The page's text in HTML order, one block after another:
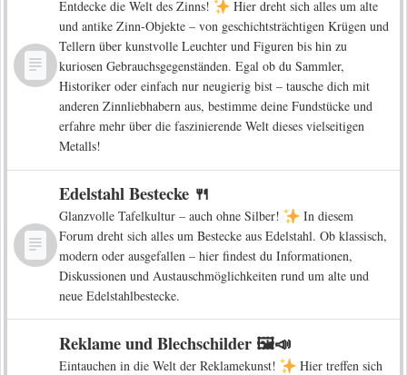
Entdecke die Welt des Zinns!
Hier dreht sich alles um alte
und antike Zinn-Objekte – von geschichtsträchtigen Krügen und
Tellern über kunstvolle Leuchter und Figuren bis hin zu
kuriosen Gebrauchsgegenständen. Egal ob du Sammler,
Historiker oder einfach nur neugierig bist – tausche dich mit
anderen Zinnliebhabern aus, bestimme deine Fundstücke und
erfahre mehr über die faszinierende Welt dieses vielseitigen
Metalls!
Edelstahl Bestecke 🍴
Glanzvolle Tafelkultur – auch ohne Silber!
In diesem
Forum dreht sich alles um Bestecke aus Edelstahl. Ob klassisch,
modern oder ausgefallen – hier findest du Informationen,
Diskussionen und Austauschmöglichkeiten rund um alte und
neue Edelstahlbestecke.
Reklame und Blechschilder 🖼️📣
Eintauchen in die Welt der Reklamekunst!
Hier treffen sich